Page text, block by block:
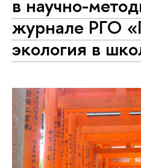
в научно-
журнале РГО
экология в